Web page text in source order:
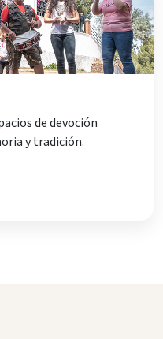
de devoción
y tradición.